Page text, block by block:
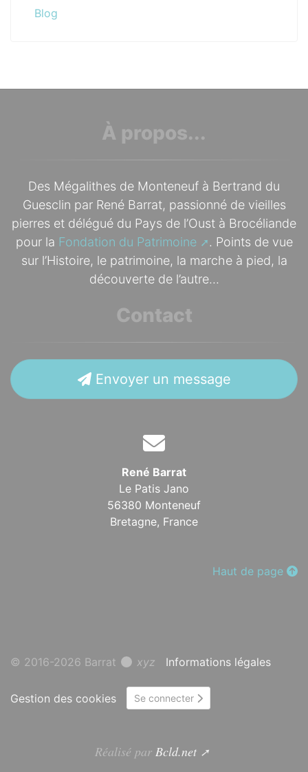
Blog
À propos...
Des Mégalithes de Monteneuf à Bertrand du
Guesclin par René Barrat, passionné de vieilles
pierres et délégué du Pays de l’Oust à Brocéliande
pour la Fondation du Patrimoine
. Points de vue
sur l’Histoire, le patrimoine, la marche à pied, la
découverte de l’autre...
Contact
Envoyer un message
René Barrat
Le Patis Jano
56380 Monteneuf
Bretagne, France
Haut de page
© 2016-2026 Barrat xyz Informations légales
Gestion des cookies Se connecter
Réalisé par Bcld.net